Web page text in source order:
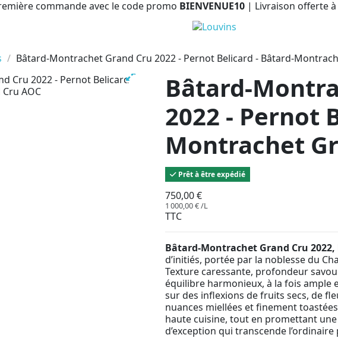
commande avec le code promo BIENVENUE10 | Livraison offerte
Bâtard-Montrachet Grand Cru 2022 - Pernot Belicard - Bâtard-
Bâtard-
2022 - Pernot
Montrachet
Prêt à être expédié
750,00 €
1 000,00 € /L
TTC
Bâtard-Montrachet Grand Cru
d’initiés, portée par la noblesse du
Texture caressante, profondeur
équilibre harmonieux, à la fois ample
sur des inflexions de fruits secs, de
nuances miellées et finement
haute cuisine, tout en promettant
d’exception qui transcende